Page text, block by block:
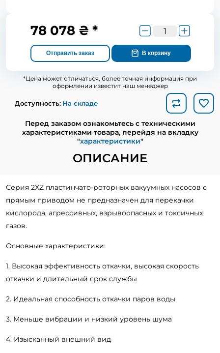
78 078 ₴ *
Отправить заказ В корзину
*Цена может отличаться, более точная информация при
оформлении известит наш менеджер
Доступность: На складе
Перед заказом ознакомьтесь с техническими
характеристиками товара, перейдя на вкладку
"характеристики"
ОПИСАНИЕ
Серия 2XZ пластинчато-роторных вакуумных насосов с
прямым приводом не предназначен для перекачки
кислорода, агрессивных, взрывоопасных и токсичных
газов.
Основные характеристики:
1. Высокая эффективность откачки, высокая скорость
откачки и длительный срок службы
2. Идеальная способность откачки паров воды
3. Меньше вибрации и низкий уровень шума
4. Изысканный внешний вид